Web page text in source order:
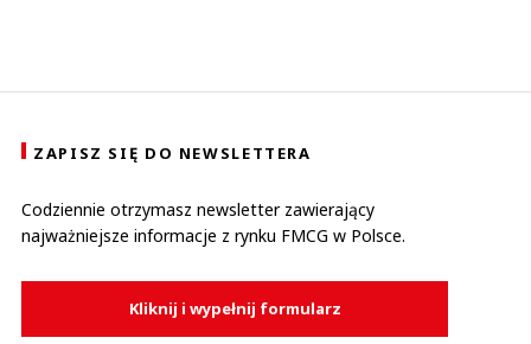
ZAPISZ SIĘ DO NEWSLETTERA
Codziennie otrzymasz newsletter zawierający
najważniejsze informacje z rynku FMCG w Polsce.
Kliknij i wypełnij formularz